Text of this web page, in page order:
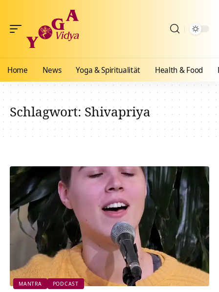
Home News Yoga & Spiritualität Health & Food
Schlagwort:Shivapriya
MANTRA PODCAST